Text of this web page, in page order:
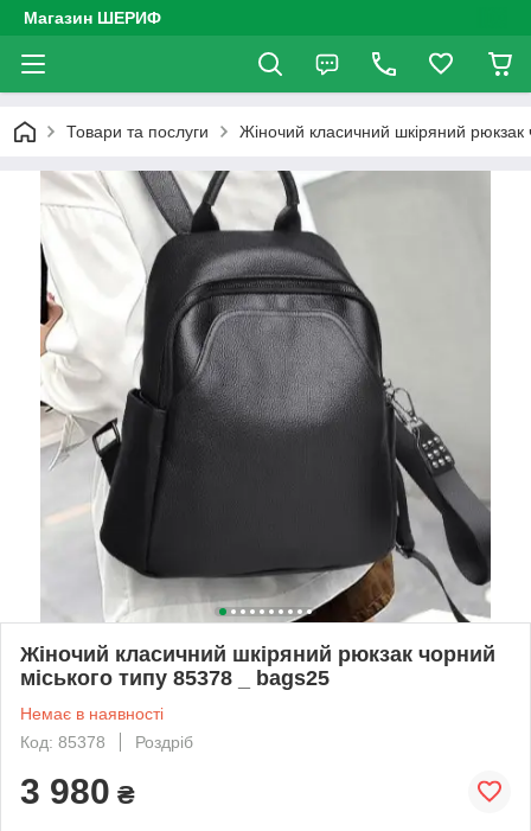
Магазин ШЕРИФ
Товари та послуги Жіночий класичний шкіряний
Жіночий класичний шкіряний рюкзак чорний
міського типу 85378 _ bags25
Немає в наявності
Код: 85378
Роздріб
3 980 ₴